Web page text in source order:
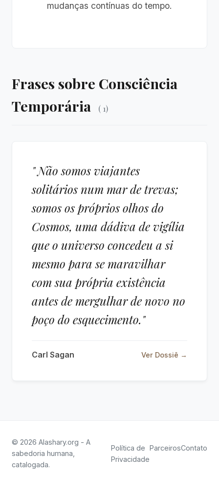
mudanças contínuas do tempo.
Frases sobre Consciência
Temporária
( 1)
" Não somos viajantes
solitários num mar de trevas;
somos os próprios olhos do
Cosmos, uma dádiva de vigília
que o universo concedeu a si
mesmo para se maravilhar
com sua própria existência
antes de mergulhar de novo no
poço do esquecimento."
Carl Sagan Ver Dossiê →
© 2026 Alashary.org - A
sabedoria humana,
catalogada.
Política de
Privacidade
ParceirosContato